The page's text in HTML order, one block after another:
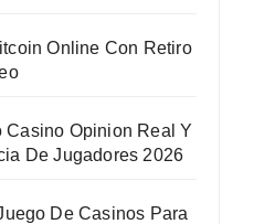
Online Con Retiro
Casino Opinion Real Y
De Jugadores 2026
De Casinos Para